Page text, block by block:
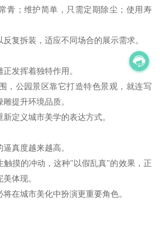
青；维护简单，只需定期除尘；使用寿
复拆装，适应不同场合的展示需求。
发挥着独特作用。
，公园景区靠它打造特色景观，就连写
提升环境品质。
定义城市美学的表达方式。
真度越来越高。
触摸的冲动，这种"以假乱真"的效果，正
体现。
在城市美化中扮演更重要角色。